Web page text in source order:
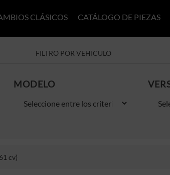
CLÁSICOS CATÁLOGO DE PIEZAS
FILTRO POR VEHICULO
MODELO
cv)